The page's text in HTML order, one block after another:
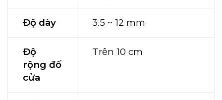
Độ dày 3.5 ~ 12 mm
Độ
rộng đố
cửa
Trên 10 cm